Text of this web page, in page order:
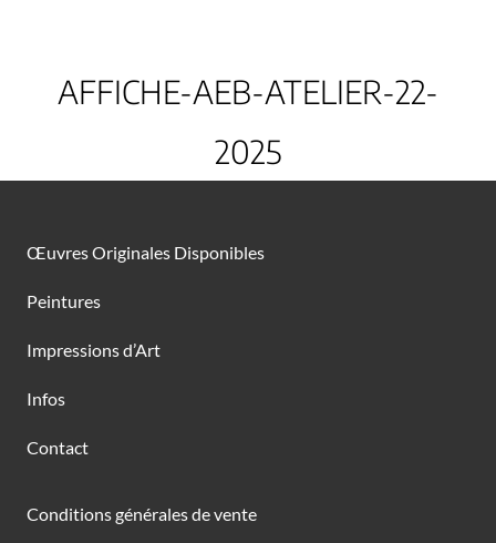
AFFICHE-AEB-ATELIER-22-
2025
Œuvres Originales Disponibles
Peintures
Impressions d’Art
Infos
Contact
Conditions générales de vente